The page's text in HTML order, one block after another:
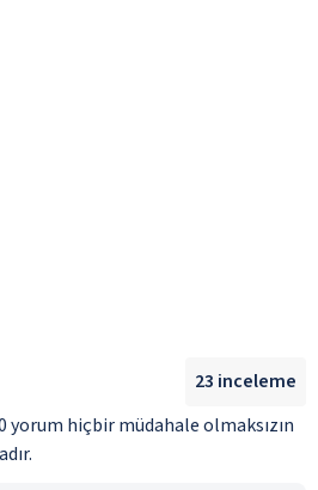
yorum hiçbir müdahale olmaksızın
23 inceleme